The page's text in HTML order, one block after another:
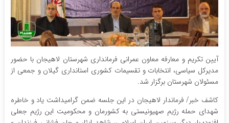
آیین تکریم و معارفه معاون عمرانی فرمانداری شهرستان لاهیجان با حضور
مدیرکل سیاسی، انتخابات و تقسیمات کشوری استانداری گیلان و جمعی از
مسئولان شهرستان برگزار شد.
کاشف خبر/ فرماندار لاهیجان در این جلسه ضمن گرامیداشت یاد و خاطره
شهدای حمله رژیم صهیونیستی به کشورمان و محکومیت این رژیم جعلی